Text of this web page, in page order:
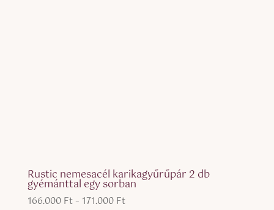
Rustic nemesacél karikagyűrűpár 2 db
gyémánttal egy sorban
166.000 Ft – 171.000 FtÁrtartomány: